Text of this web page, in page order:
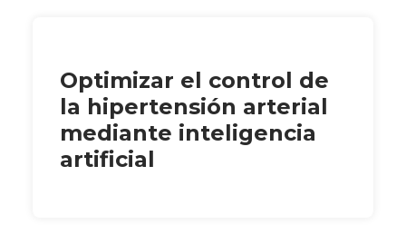
Optimizar el control de
la hipertensión arterial
mediante inteligencia
artificial